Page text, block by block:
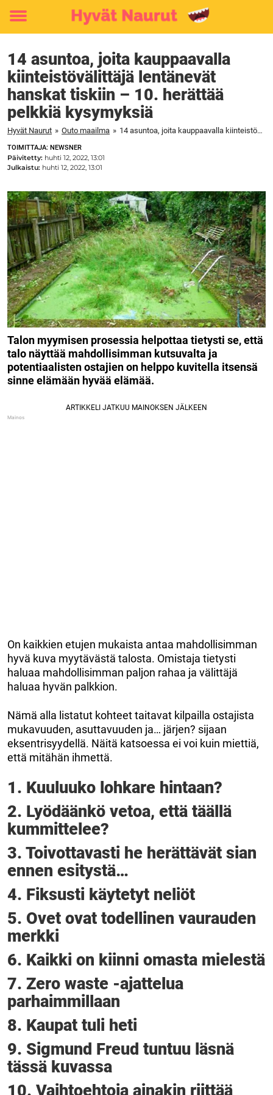
Toggle
14 asuntoa, joita kauppaavalla
kiinteistövälittäjä lentänevät
hanskat tiskiin – 10. herättää
pelkkiä kysymyksiä
Hyvät Naurut » Outo maailma » 14 asuntoa, joita kauppaavalla kiinteistövälittäjä lentänevät hanskat tiskiin – 10. herättää pelkkiä kysymyksiä
TOIMITTAJA: NEWSNER
Päivitetty: huhti 12, 2022, 13:01
Julkaistu: huhti 12, 2022, 13:01
Talon myymisen prosessia helpottaa tietysti se, että
talo näyttää mahdollisimman kutsuvalta ja
potentiaalisten ostajien on helppo kuvitella itsensä
sinne elämään hyvää elämää.
On kaikkien etujen mukaista antaa mahdollisimman
hyvä kuva myytävästä talosta. Omistaja tietysti
haluaa mahdollisimman paljon rahaa ja välittäjä
haluaa hyvän palkkion.
Nämä alla listatut kohteet taitavat kilpailla ostajista
mukavuuden, asuttavuuden ja… järjen? sijaan
eksentrisyydellä. Näitä katsoessa ei voi kuin miettiä,
että mitähän ihmettä.
1. Kuuluuko lohkare hintaan?
2. Lyödäänkö vetoa, että täällä
kummittelee?
3. Toivottavasti he herättävät sian
ennen esitystä…
4. Fiksusti käytetyt neliöt
5. Ovet ovat todellinen vaurauden
merkki
6. Kaikki on kiinni omasta mielestä
7. Zero waste -ajattelua
parhaimmillaan
8. Kaupat tuli heti
9. Sigmund Freud tuntuu läsnä
tässä kuvassa
10. Vaihtoehtoja ainakin riittää